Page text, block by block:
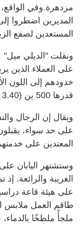
مزدهرة.وفي
المديرين اضطروا
المستعدين لصفع
ونقلت "الديلي
على العملاء الذين
خدودهم إلى اللون
قدرها 500 ين (3.40 دولار أمريكي) .
ويقال إن الرجال
على حد سواء،
المعتدين على
وستشتهر اليابان
الغريبة والرائعة.
على هيئة قاعة
طاقم العمل ملابس
ملجأً ملطخًا